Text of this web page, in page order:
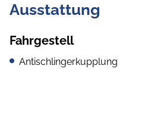
Ausstattung
Fahrgestell
Antischlingerkupplung